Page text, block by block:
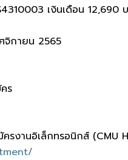
เงินเดือน 12,690
จิกายน 2565
ร
ครงานอิเล็กทรอนิกส์ (CMU